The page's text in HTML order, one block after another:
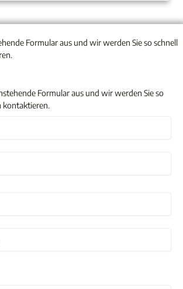
Formular aus und wir werden Sie so schnell
Formular aus und wir werden Sie so
kontaktieren.